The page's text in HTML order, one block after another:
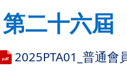
第二十六屆
2025PTA01_普通會